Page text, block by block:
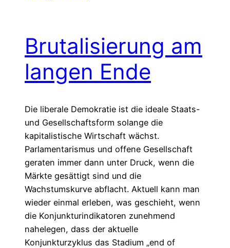
Brutalisierung am
langen Ende
Die liberale Demokratie ist die ideale Staats-
und Gesellschaftsform solange die
kapitalistische Wirtschaft wächst.
Parlamentarismus und offene Gesellschaft
geraten immer dann unter Druck, wenn die
Märkte gesättigt sind und die
Wachstumskurve abflacht. Aktuell kann man
wieder einmal erleben, was geschieht, wenn
die Konjunkturindikatoren zunehmend
nahelegen, dass der aktuelle
Konjunkturzyklus das Stadium „end of